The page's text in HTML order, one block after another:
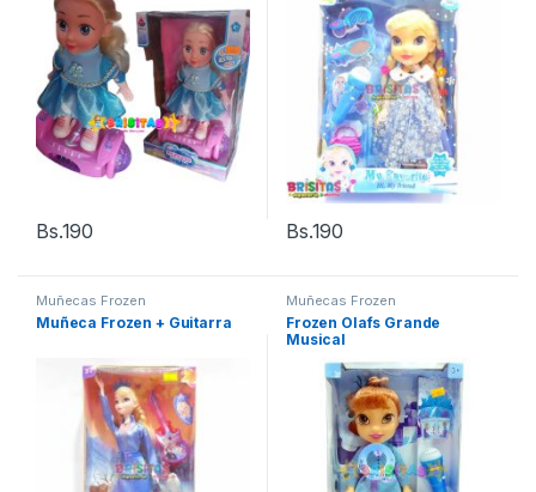
Bs.190 Bs.190
Muñecas Frozen
Muñeca Frozen + Guitarra
Muñecas Frozen
Frozen Olafs Grande
Musical